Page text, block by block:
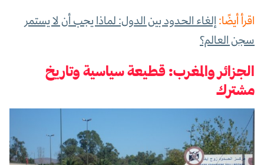
اقرأ أيضًا:إلغاء الحدود بين الدول: لماذا يجب أن لا يستمر
سجن العالم؟
الجزائر والمغرب: قطيعة سياسية وتاريخ
مشترك